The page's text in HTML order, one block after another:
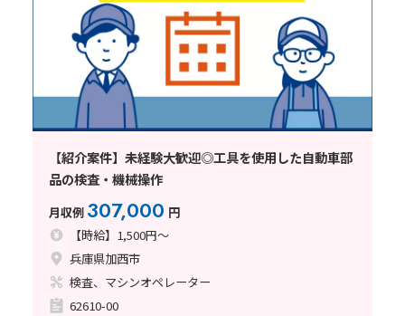
【紹介案件】未経験大歓迎◎工具を使用した自動車部
品の検査・機械操作
月収例 307,000 円
【時給】1,500円～
兵庫県加西市
検査、マシンオペレーター
62610-00